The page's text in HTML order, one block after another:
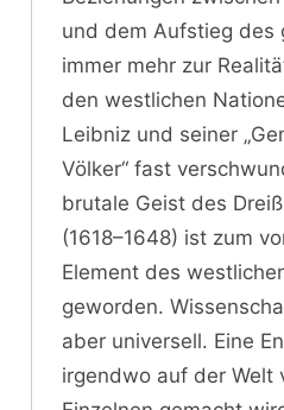
und dem Aufstieg des
immer mehr zur
den westlichen
Leibniz und seiner
Völker“ fast
brutale Geist des
(1618–1648) ist zum
Element des
geworden.
aber universell. Eine
irgendwo auf der Welt